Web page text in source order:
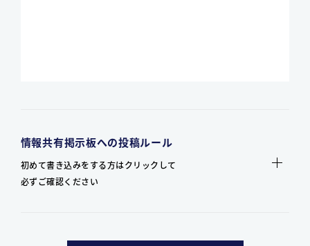
情報共有掲示板への投稿ルール
初めて書き込みをする方はクリックして
必ずご確認ください